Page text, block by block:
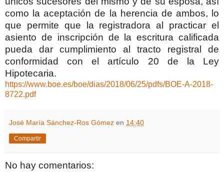
como la aceptación de la herencia de ambos, lo
que permite que la registradora al practicar el
asiento de inscripción de la escritura calificada
pueda dar cumplimiento al tracto registral de
conformidad con el artículo 20 de la Ley
Hipotecaria.
https://www.boe.es/boe/dias/2018/06/25/pdfs/BOE-A-2018-
8722.pdf
José María Sánchez-Ros Gómez en 14:40
Compartir
No hay comentarios: